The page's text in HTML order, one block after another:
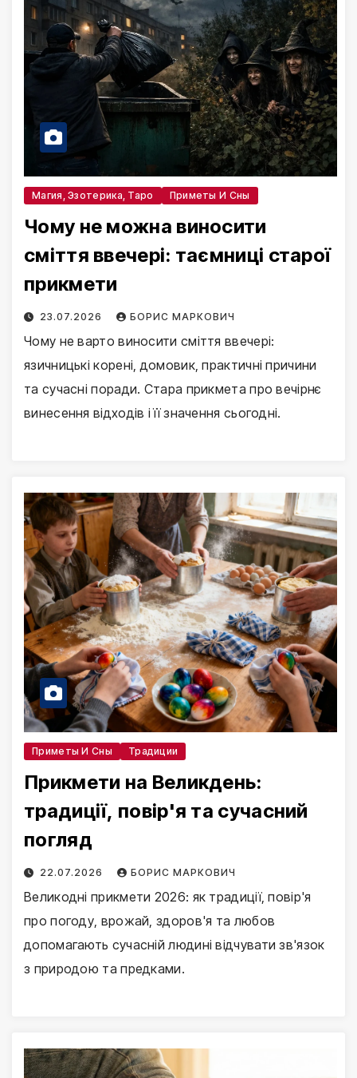
Магия, Эзотерика, Таро Приметы И Сны
Чому не можна виносити
сміття ввечері: таємниці старої
прикмети
23.07.2026 БОРИС МАРКОВИЧ
Чому не варто виносити сміття ввечері:
язичницькі корені, домовик, практичні причини
та сучасні поради. Стара прикмета про вечірнє
винесення відходів і її значення сьогодні.
Приметы И Сны Традиции
Прикмети на Великдень:
традиції, повір'я та сучасний
погляд
22.07.2026 БОРИС МАРКОВИЧ
Великодні прикмети 2026: як традиції, повір'я
про погоду, врожай, здоров'я та любов
допомагають сучасній людині відчувати зв'язок
з природою та предками.